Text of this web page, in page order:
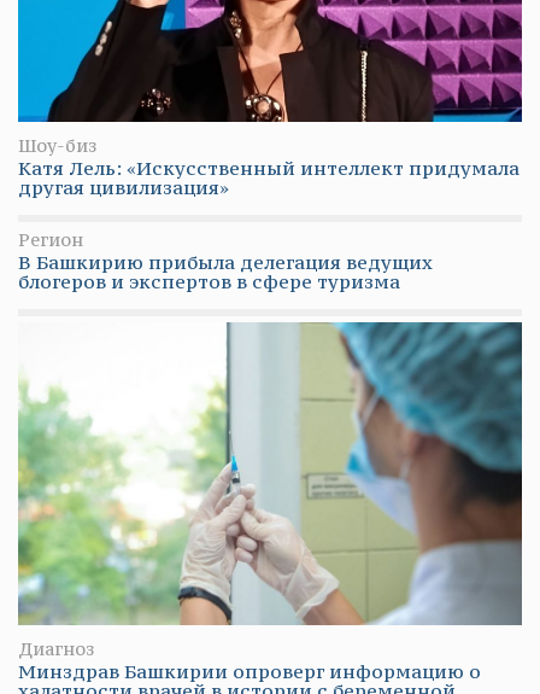
Шоу-биз
Катя Лель: «Искусственный интеллект придумала
другая цивилизация»
Регион
В Башкирию прибыла делегация ведущих
блогеров и экспертов в сфере туризма
Диагноз
Минздрав Башкирии опроверг информацию о